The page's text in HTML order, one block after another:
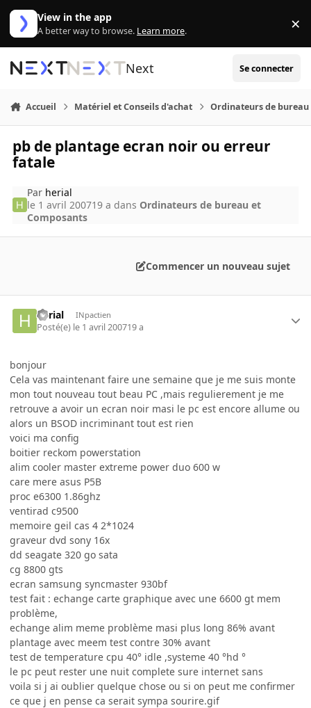
Aller au contenu
View in the app
A better way to browse. Learn more. ×
Next Se connecter
Accueil Matériel et Conseils d'achat Ordinateurs de bureau
pb de plantage ecran noir ou erreur
fatale
Par herial
le 1 avril 200719 a dans Ordinateurs de bureau et
Composants
Commencer un nouveau sujet
herial INpactien
Posté(e) le 1 avril 200719 a
bonjour
Cela vas maintenant faire une semaine que je me suis monte
mon tout nouveau tout beau PC ,mais regulierement je me
retrouve a avoir un ecran noir masi le pc est encore allume ou
alors un BSOD incriminant tout est rien
voici ma config
boitier reckom powerstation
alim cooler master extreme power duo 600 w
care mere asus P5B
proc e6300 1.86ghz
ventirad c9500
memoire geil cas 4 2*1024
graveur dvd sony 16x
dd seagate 320 go sata
cg 8800 gts
ecran samsung syncmaster 930bf
test fait : echange carte graphique avec une 6600 gt mem
problème,
echange alim meme problème masi plus long 86% avant
plantage avec meem test contre 30% avant
test de temperature cpu 40° idle ,systeme 40 °hd °
le pc peut rester une nuit complete sure internet sans
voila si j ai oublier quelque chose ou si on peut me confirmer
ce que j en pense ca serait sympa sourire.gif